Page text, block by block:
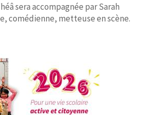
sera accompagnée par Sarah
comédienne, metteuse en scène.